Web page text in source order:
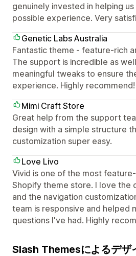
genuinely invested in helping
possible experience. Very
Genetic Labs Australia
Fantastic theme - feature-rich
The support is incredible as
meaningful tweaks to ensure
experience. Highly recommend!
Mimi Craft Store
Great help from the support
design with a simple structure
customization super easy.
Love Livo
Vivid is one of the most
Shopify theme store. I love the
and the navigation
team is responsive and helped
questions I've had. Highly
Slash Themesによるデザ